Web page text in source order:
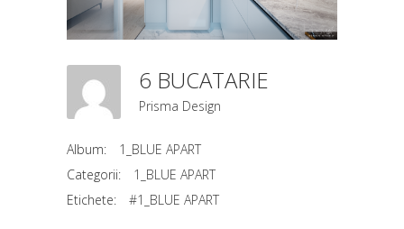
6 BUCATARIE
Prisma Design
Album:
1_BLUE APART
Categorii:
1_BLUE APART
Etichete:
#1_BLUE APART